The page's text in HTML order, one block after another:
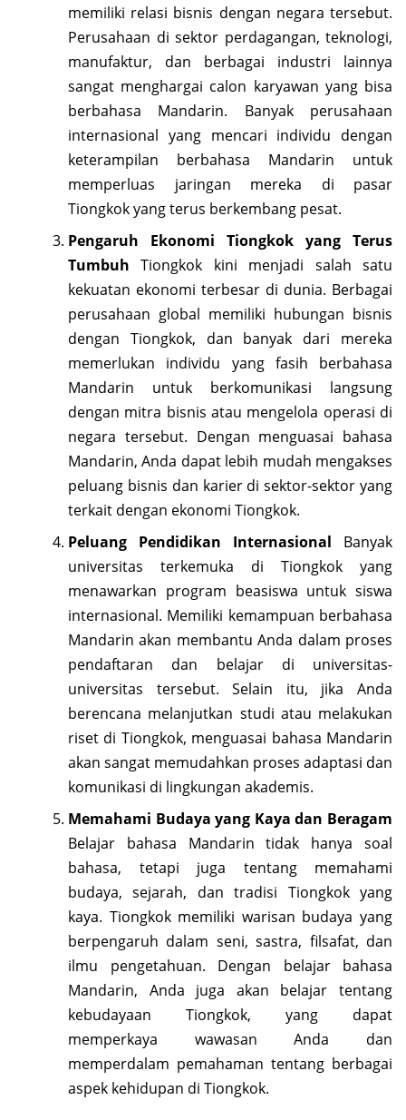
memiliki relasi bisnis dengan negara tersebut.
Perusahaan di sektor perdagangan, teknologi,
manufaktur, dan berbagai industri lainnya
sangat menghargai calon karyawan yang bisa
berbahasa Mandarin. Banyak perusahaan
internasional yang mencari individu dengan
keterampilan berbahasa Mandarin untuk
memperluas jaringan mereka di pasar
Tiongkok yang terus berkembang pesat.
Pengaruh Ekonomi Tiongkok yang Terus
Tumbuh Tiongkok kini menjadi salah satu
kekuatan ekonomi terbesar di dunia. Berbagai
perusahaan global memiliki hubungan bisnis
dengan Tiongkok, dan banyak dari mereka
memerlukan individu yang fasih berbahasa
Mandarin untuk berkomunikasi langsung
dengan mitra bisnis atau mengelola operasi di
negara tersebut. Dengan menguasai bahasa
Mandarin, Anda dapat lebih mudah mengakses
peluang bisnis dan karier di sektor-sektor yang
terkait dengan ekonomi Tiongkok.
Peluang Pendidikan Internasional Banyak
universitas terkemuka di Tiongkok yang
menawarkan program beasiswa untuk siswa
internasional. Memiliki kemampuan berbahasa
Mandarin akan membantu Anda dalam proses
pendaftaran dan belajar di universitas-
universitas tersebut. Selain itu, jika Anda
berencana melanjutkan studi atau melakukan
riset di Tiongkok, menguasai bahasa Mandarin
akan sangat memudahkan proses adaptasi dan
komunikasi di lingkungan akademis.
Memahami Budaya yang Kaya dan Beragam
Belajar bahasa Mandarin tidak hanya soal
bahasa, tetapi juga tentang memahami
budaya, sejarah, dan tradisi Tiongkok yang
kaya. Tiongkok memiliki warisan budaya yang
berpengaruh dalam seni, sastra, filsafat, dan
ilmu pengetahuan. Dengan belajar bahasa
Mandarin, Anda juga akan belajar tentang
kebudayaan Tiongkok, yang dapat
memperkaya wawasan Anda dan
memperdalam pemahaman tentang berbagai
aspek kehidupan di Tiongkok.